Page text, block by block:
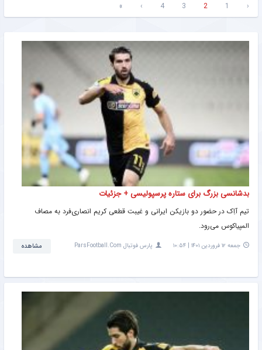
رو ثبت
با پک
ضامن
کارمزد!
‹
1
2
3
4
›
»
بدشانسی بزرگ برای ستاره پرسپولیسی + جزئیات
تیم آاِک در حضور دو بازیکن ایرانی‌ و غیبت قطعی کریم انصاری‌فرد به مصاف
المپیاکوس می‌رود.
جمعه ۱۲ فروردین ۱۴۰۱ | ۱۰:۵۴ پارس فوتبال ParsFootball.Com مشاهده